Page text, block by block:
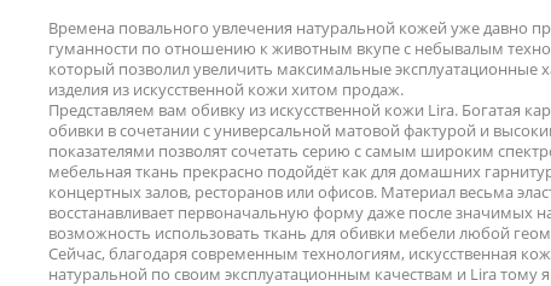
Времена повального увлечения натуральной кожей уже давно
гуманности по отношению к животным вкупе с небывалым
который позволил увеличить максимальные эксплуатационные
изделия из искусственной кожи хитом продаж.
Представляем вам обивку из искусственной кожи Lira. Богатая
обивки в сочетании с универсальной матовой фактурой и
показателями позволят сочетать серию с самым широким
мебельная ткань прекрасно подойдёт как для домашних
концертных залов, ресторанов или офисов. Материал весьма
восстанавливает первоначальную форму даже после значимых
возможность использовать ткань для обивки мебели любой
Сейчас, благодаря современным технологиям, искусственная
натуральной по своим эксплуатационным качествам и Lira тому